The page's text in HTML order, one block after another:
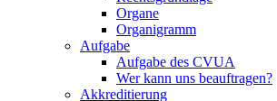
Organe
Organigramm
Aufgabe
Aufgabe des CVUA
Wer kann uns beauftragen?
Akkreditierung